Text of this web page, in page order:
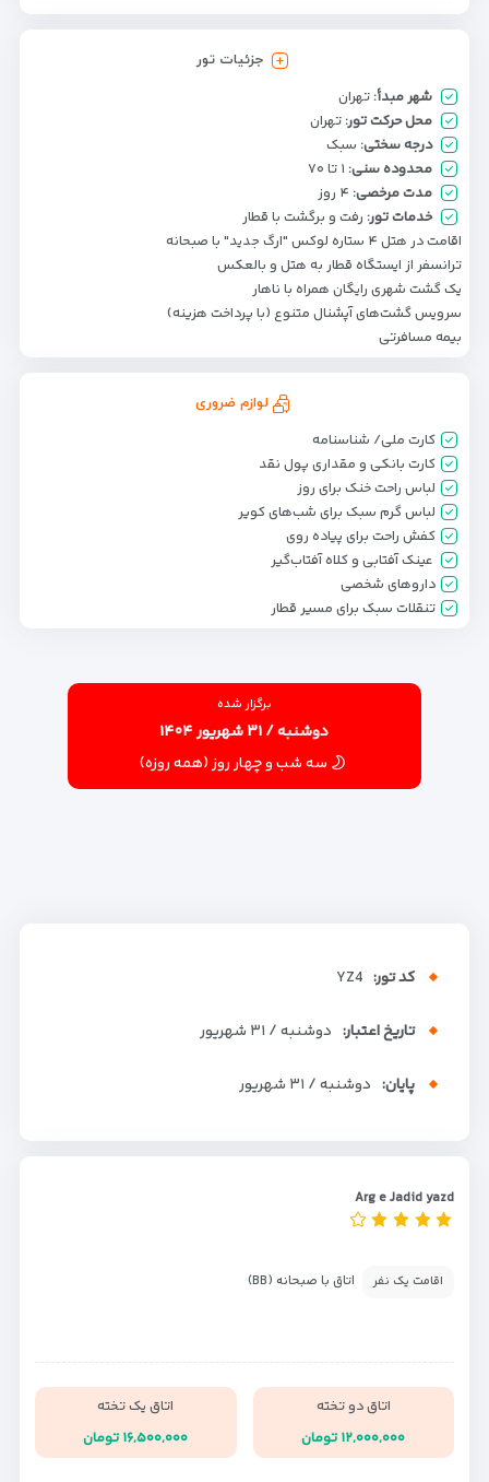
جزئیات تور
شهر مبدأ: تهران
محل حرکت تور: تهران
درجه سختی: سبک
محدوده سنی: ۱ تا ۷۰
مدت مرخصی: ۴ روز
خدمات تور: رفت و برگشت با قطار
اقامت در هتل ۴ ستاره لوکس "ارگ جدید" با صبحانه
ترانسفر از ایستگاه قطار به هتل و بالعکس
یک گشت شهری رایگان همراه با ناهار
سرویس گشت‌های آپشنال متنوع (با پرداخت هزینه)
بیمه مسافرتی
لوازم ضروری
کارت ملی/ شناسنامه
کارت بانکی و مقداری پول نقد
لباس راحت خنک برای روز
لباس گرم سبک برای شب‌های کویر
کفش راحت برای پیاده روی
عینک آفتابی و کلاه آفتاب‌گیر
داروهای شخصی
تنقلات سبک برای مسیر قطار
برگزار شده
دوشنبه / ۳۱ شهریور ۱۴۰۴
سه شب و چهار روز (همه روزه)
کد تور: YZ4
تاریخ اعتبار: دوشنبه / ۳۱ شهریور
پایان: دوشنبه / ۳۱ شهریور
Arg e Jadid yazd
اقامت یک نفر اتاق با صبحانه (BB)
اتاق دو تخته
۱۲,۰۰۰,۰۰۰ تومان
اتاق یک تخته
۱۶,۵۰۰,۰۰۰ تومان